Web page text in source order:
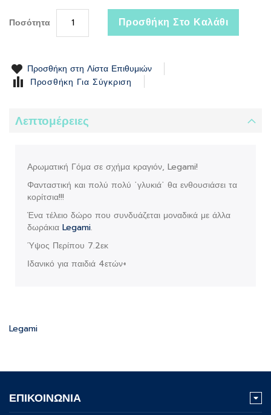
Ποσότητα Προσθήκη Στο Καλάθι
Προσθήκη στη Λίστα Επιθυμιών
Προσθήκη Για Σύγκριση
Λεπτομέρειες
Αρωματική Γόμα σε σχήμα κραγιόν, Legami!
Φανταστική και πολύ πολύ ῾γλυκιά῾ θα ενθουσιάσει τα
κορίτσια!!!
Ένα τέλειο δώρο που συνδυάζεται μοναδικά με άλλα
δωράκια Legami.
Ύψος Περίπου 7.2εκ
Ιδανικό για παιδιά 4ετών+
Legami
ΕΠΙΚΟΙΝΩΝΙΑ